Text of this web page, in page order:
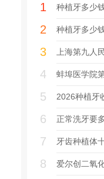
1
2
3
4
5
6
7
8